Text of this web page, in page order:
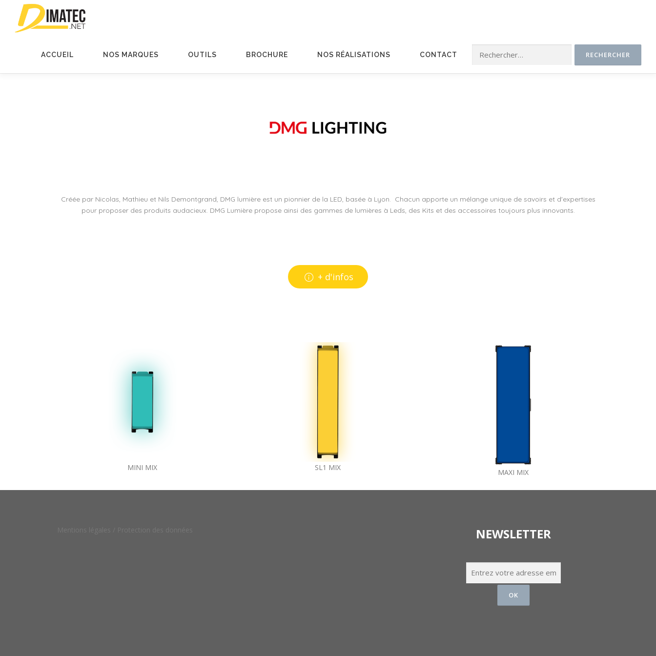
contenu
ACCUEIL NOS MARQUES OUTILS BROCHURE NOS RÉALISATIONS CONTACT Rechercher :
Créée par Nicolas, Mathieu et Nils Demontgrand, DMG lumière est un pionnier de la LED, basée à Lyon. Chacun apporte un mélange unique de savoirs et d'expertises
pour proposer des produits audacieux. DMG Lumière propose ainsi des gammes de lumières à Leds, des Kits et des accessoires toujours plus innovants.
+ d'infos
MINI MIX SL1 MIX
MAXI MIX
Mentions légales / Protection des données NEWSLETTER